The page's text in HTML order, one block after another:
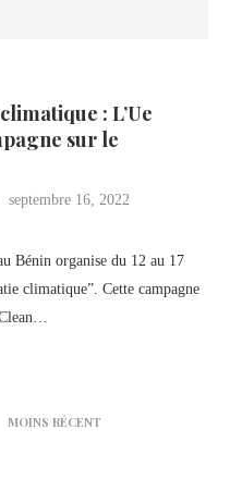
: L’Ue
sur le
septembre 16, 2022
Bénin organise du 12 au 17
climatique”. Cette campagne
MOINS RÉCENT